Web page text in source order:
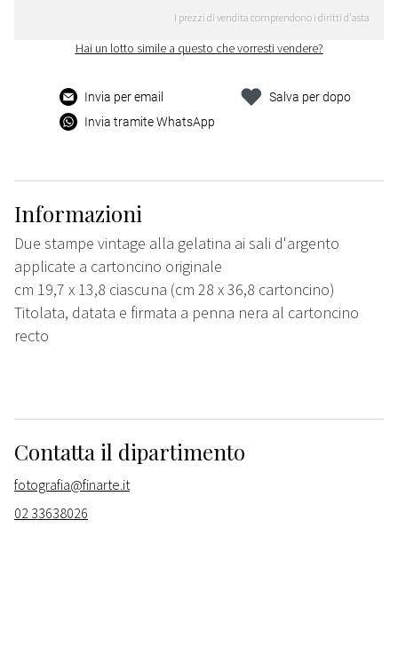
I prezzi di vendita comprendono i diritti d'asta
Hai un lotto simile a questo che vorresti vendere?
Invia per email
Invia tramite WhatsApp
Salva per dopo
Informazioni
Due stampe vintage alla gelatina ai sali d'argento
applicate a cartoncino originale
cm 19,7 x 13,8 ciascuna (cm 28 x 36,8 cartoncino)
Titolata, datata e firmata a penna nera al cartoncino
recto
Contatta il dipartimento
fotografia@finarte.it
02 33638026